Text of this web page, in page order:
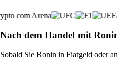
Nach dem Handel mit
Sobald Sie Ronin in Fiatgeld oder